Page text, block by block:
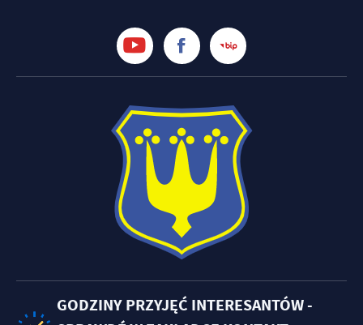
GODZINY PRZYJĘĆ INTERESANTÓW -